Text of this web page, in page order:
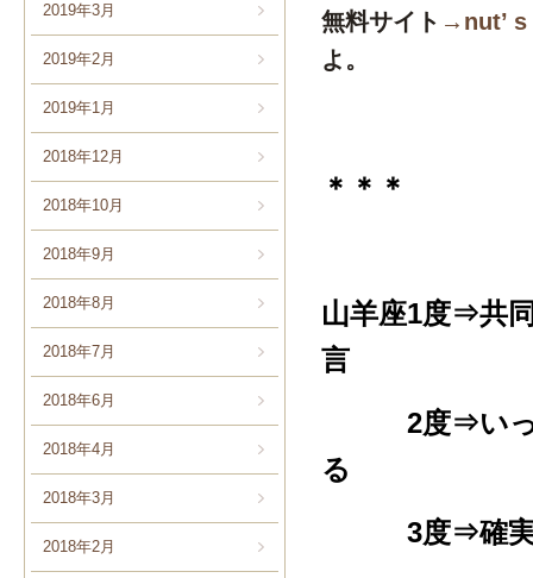
2019年3月
2019年2月
2019年1月
2018年12月
2018年10月
2018年9月
2018年8月
2018年7月
2018年6月
2018年4月
2018年3月
2018年2月
無料サイト →nut’
よ。
＊＊＊
山羊座1度⇒共
言
2度⇒いった
る
3度⇒確実性